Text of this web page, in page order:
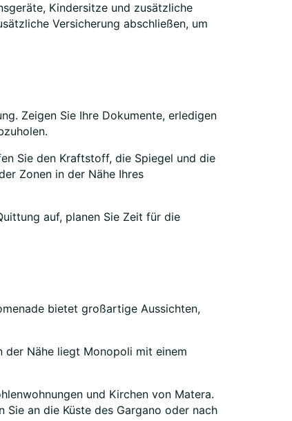
Kindersitze und zusätzliche
Versicherung abschließen, um
Zeigen Sie Ihre Dokumente, erledigen
Sie den Kraftstoff, die Spiegel und die
Zonen in der Nähe Ihres
auf, planen Sie Zeit für die
bietet großartige Aussichten,
der Nähe liegt Monopoli mit einem
und Kirchen von Matera.
an die Küste des Gargano oder nach